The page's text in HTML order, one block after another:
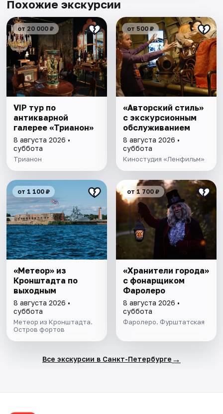
Похожие экскурсии
от 20 000 ₽
VIP тур по
антикварной
галерее «Трианон»
8 августа 2026 •
суббота
Трианон
от 500 ₽
«Авторский стиль»
с экскурсионным
обслуживанием
8 августа 2026 •
суббота
Киностудия «Ленфильм»
от 1 100 ₽
«Метеор» из
Кронштадта по
выходным
8 августа 2026 •
суббота
Метеор из Кронштадта.
Остров фортов
от 1 700 ₽
«Хранители города»
с фонарщиком
Фаролеро
8 августа 2026 •
суббота
Фаролеро. Фурштатская
Все экскурсии в Санкт-Петербурге →